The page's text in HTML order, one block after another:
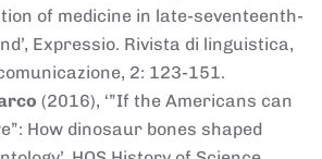
of medicine in late-seventeenth-
Expressio. Rivista di linguistica,
2: 123-151.
(2016), ‘”If the Americans can
How dinosaur bones shaped